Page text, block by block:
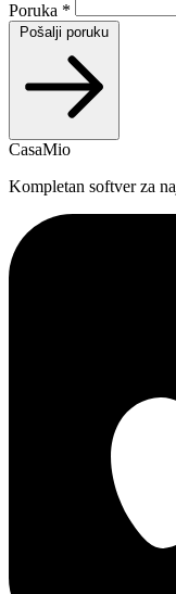
Poruka *
Pošalji poruku
CasaMio
Kompletan softver za